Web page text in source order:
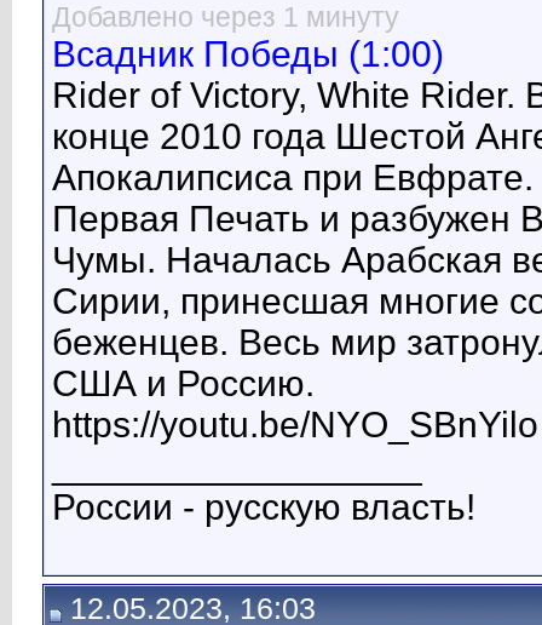
Добавлено через 1 минуту
Всадник Победы (1:00)
Rider of Victory, White Rider.
конце 2010 года Шестой
Апокалипсиса при
Первая Печать и разбужен
Чумы. Началась Арабская
Сирии, принесшая многие
беженцев. Весь мир
США и Россию.
https://youtu.be/NYO_SBnYilo
России - русскую власть!
12.05.2023, 16:03